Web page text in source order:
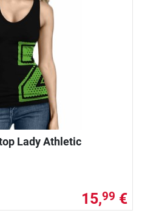
Lady Athletic
15,99 €